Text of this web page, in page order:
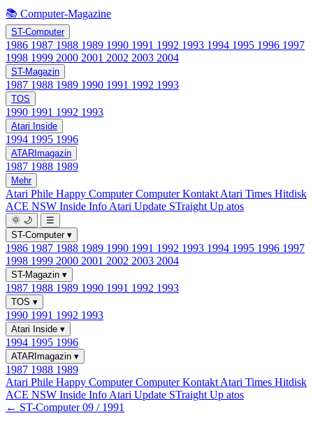
📚 Computer-Magazine
ST-Computer
1986 1987 1988 1989 1990 1991 1992 1993 1994 1995 1996 1997
1998 1999 2000 2001 2002 2003 2004
ST-Magazin
1987 1988 1989 1990 1991 1992 1993
TOS
1990 1991 1992 1993
Atari Inside
1994 1995 1996
ATARImagazin
1987 1988 1989
Mehr
Atari Phile Happy ComputerComputer Kontakt Atari Times Hitdisk
ACE NSW Inside Info Atari Update STraight Up atos
🌞 🌙
☰
ST-Computer ▾
1986 1987 1988 1989 1990 1991 1992 1993 1994 1995 1996 1997
1998 1999 2000 2001 2002 2003 2004
ST-Magazin ▾
1987 1988 1989 1990 1991 1992 1993
TOS ▾
1990 1991 1992 1993
Atari Inside ▾
1994 1995 1996
ATARImagazin ▾
1987 1988 1989
Atari Phile Happy ComputerComputer Kontakt Atari Times Hitdisk
ACE NSW Inside Info Atari Update STraight Up atos
← ST-Computer 09 / 1991